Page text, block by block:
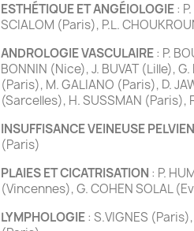
ESTHÉTIQUE ET ANGÉIOLOGIE:
SCIALOM (Paris), P.L.
ANDROLOGIE VASCULAIRE: P.
BONNIN (Nice), J. BUVAT (Lille), G.
(Paris), M. GALIANO (Paris), D.
(Sarcelles), H. SUSSMAN (Paris),
INSUFFISANCE VEINEUSE
(Paris)
PLAIES ET CICATRISATION : P.
(Vincennes), G. COHEN SOLAL
LYMPHOLOGIE: S.VIGNES